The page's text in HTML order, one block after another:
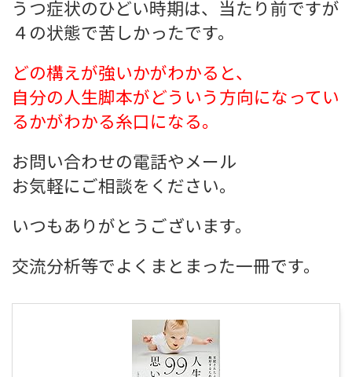
うつ症状のひどい時期は、当たり前ですが
４の状態で苦しかったです。
どの構えが強いかがわかると、
自分の人生脚本がどういう方向になってい
るかがわかる糸口になる。
お問い合わせの電話やメール
お気軽にご相談をください。
いつもありがとうございます。
交流分析等でよくまとまった一冊です。